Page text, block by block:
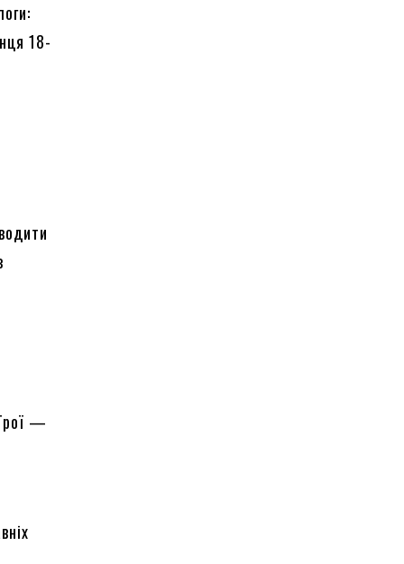
18-
—